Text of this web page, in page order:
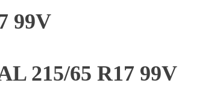
99V
215/65 R17 99V